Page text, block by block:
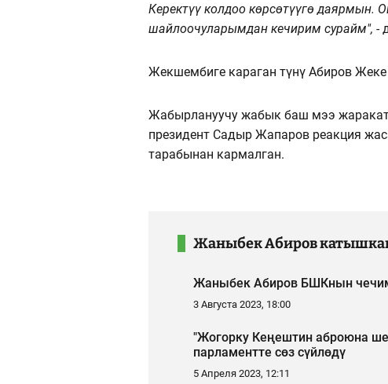
Керектүү колдоо көрсөтүүгө
шайлоочуларымдан кечирим сурайм", -
Жекшембиге караган түнү Абиров
Жабырлануучу жабык баш мээ
президент Садыр Жапаров реакция
тарабынан кармалган.
Жаныбек Абиров
Жаныбек Абиров БШКнын
3 Августа 2023, 18:00
"Жогорку Кеңештин аброюна
парламентте сөз сүйлөдү
5 Апреля 2023, 12:11